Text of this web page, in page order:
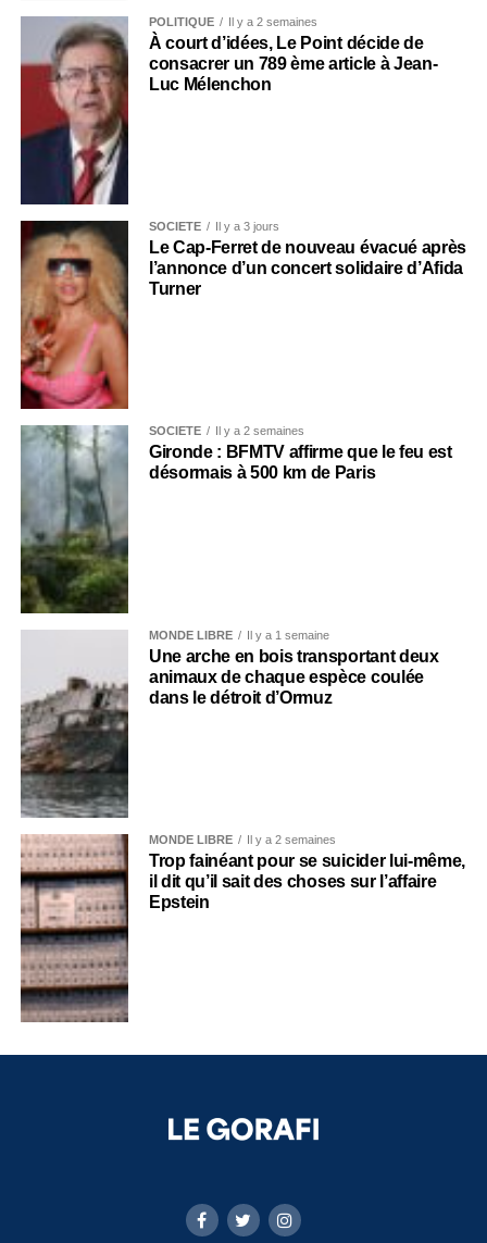
POLITIQUE Il y a 2 semaines
À court d’idées, Le Point décide de
consacrer un 789 ème article à Jean-
Luc Mélenchon
SOCIÉTÉ Il y a 3 jours
Le Cap-Ferret de nouveau évacué après
l’annonce d’un concert solidaire d’Afida
Turner
SOCIÉTÉ Il y a 2 semaines
Gironde : BFMTV affirme que le feu est
désormais à 500 km de Paris
MONDE LIBRE Il y a 1 semaine
Une arche en bois transportant deux
animaux de chaque espèce coulée
dans le détroit d’Ormuz
MONDE LIBRE Il y a 2 semaines
Trop fainéant pour se suicider lui-même,
il dit qu’il sait des choses sur l’affaire
Epstein